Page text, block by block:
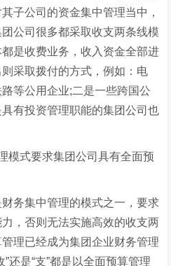
子公司的资金集中管理当中，
公司很多都采取收支两条线模
是收费业务，收入资金全部进
采取拨付的方式，例如：电
等公用企业;二是一些跨国公
有投资管理职能的集团公司也
式要求集团公司具有全面预
集中管理的模式之一，要求
，否则无法实施高效的收支两
理已经成为集团企业财务管理
还是“支”都是以全面预算管理